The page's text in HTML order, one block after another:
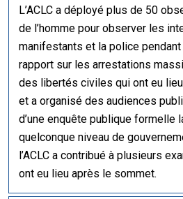
L’ACLC a déployé plus de 50
de l’homme pour observer les
manifestants et la police
rapport sur les arrestations
des libertés civiles qui ont eu
et a organisé des audiences
d’une enquête publique formelle
quelconque niveau de
l’ACLC a contribué à plusieurs
ont eu lieu après le sommet.